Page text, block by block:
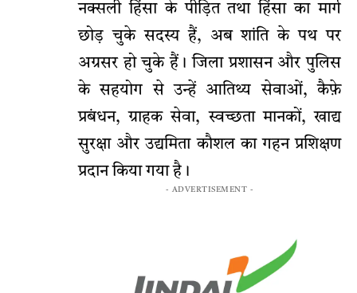
नक्सली हिंसा के पीड़ित तथा हिंसा का मार्ग
छोड़ चुके सदस्य हैं, अब शांति के पथ पर
अग्रसर हो चुके हैं। जिला प्रशासन और पुलिस
के सहयोग से उन्हें आतिथ्य सेवाओं, कैफ़े
प्रबंधन, ग्राहक सेवा, स्वच्छता मानकों, खाद्य
सुरक्षा और उद्यमिता कौशल का गहन प्रशिक्षण
प्रदान किया गया है।
- ADVERTISEMENT -